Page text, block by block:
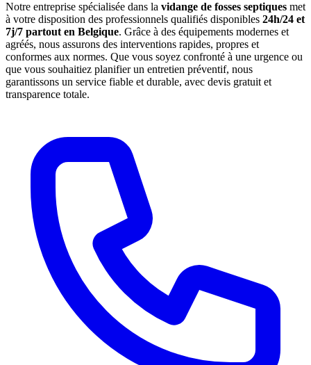
Notre entreprise spécialisée dans la vidange de fosses septiques met
à votre disposition des professionnels qualifiés disponibles 24h/24 et
7j/7 partout en Belgique. Grâce à des équipements modernes et
agréés, nous assurons des interventions rapides, propres et
conformes aux normes. Que vous soyez confronté à une urgence ou
que vous souhaitiez planifier un entretien préventif, nous
garantissons un service fiable et durable, avec devis gratuit et
transparence totale.